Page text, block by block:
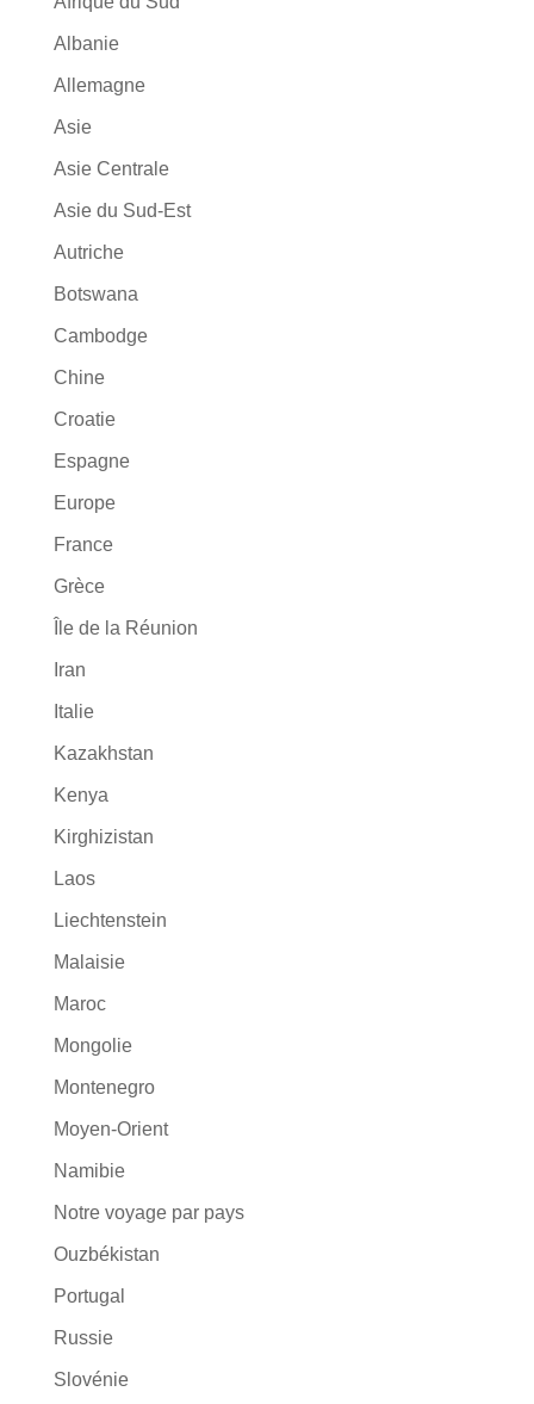
Albanie
Allemagne
Asie
Asie Centrale
Asie du Sud-Est
Autriche
Botswana
Cambodge
Chine
Croatie
Espagne
Europe
France
Grèce
Île de la Réunion
Iran
Italie
Kazakhstan
Kenya
Kirghizistan
Laos
Liechtenstein
Malaisie
Maroc
Mongolie
Montenegro
Moyen-Orient
Namibie
Notre voyage par pays
Ouzbékistan
Portugal
Russie
Slovénie